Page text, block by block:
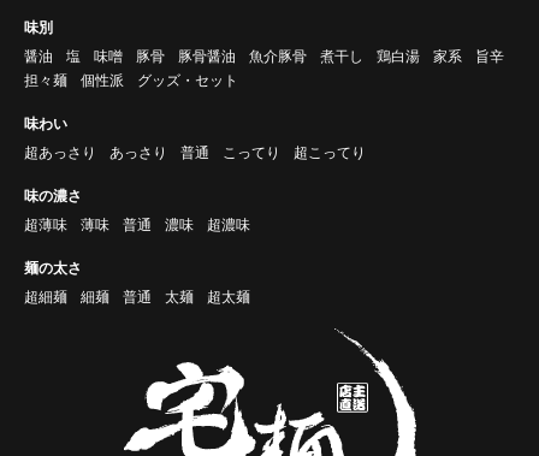
味別
醤油
塩 味噌 豚骨 豚骨醤油 魚介豚骨 煮干し 鶏白湯 家系
旨辛
担々麺
個性派 グッズ・セット
味わい
超あっさり
あっさり 普通 こってり 超こってり
味の濃さ
超薄味
薄味 普通 濃味 超濃味
麺の太さ
超細麺
細麺 普通 太麺 超太麺